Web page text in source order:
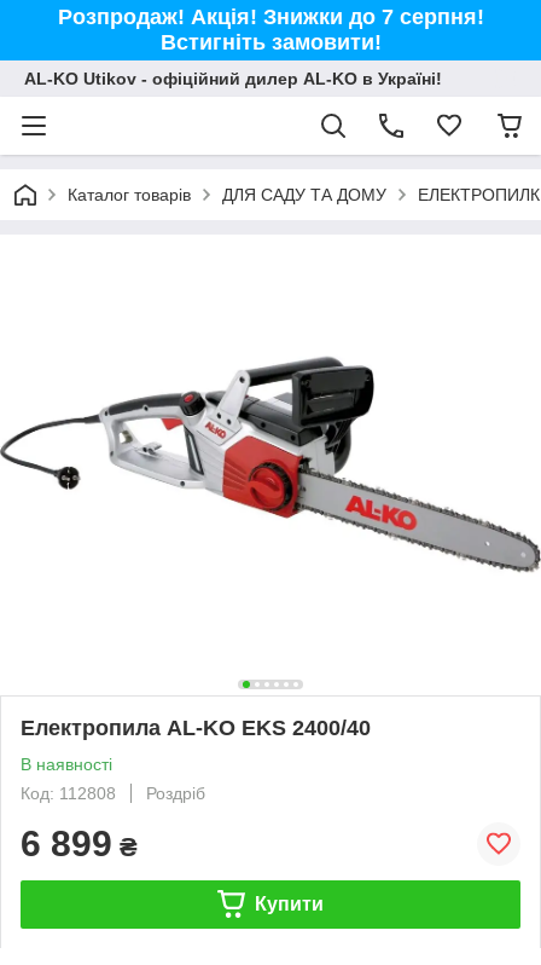
Розпродаж! Акція! Знижки до 7 серпня!
Встигніть замовити!
AL-KO Utikov - офіційний дилер AL-KO в Україні!
Каталог товарів ДЛЯ САДУ ТА ДОМУ
Електропила AL-KO EKS 2400/40
В наявності
Код: 112808
Роздріб
6 899 ₴
Купити